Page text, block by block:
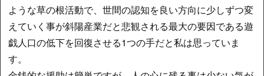
ような草の根活動で、世間の認知を良い方向に少しずつ変
えていく事が斜陽産業だと悲観される最大の要因である遊
戯人口の低下を回復させる1つの手だと私は思っていま
す。